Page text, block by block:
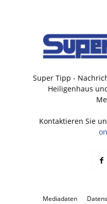
Super Tipp -
Heiligenhaus
Kontaktieren Sie
Mediadaten